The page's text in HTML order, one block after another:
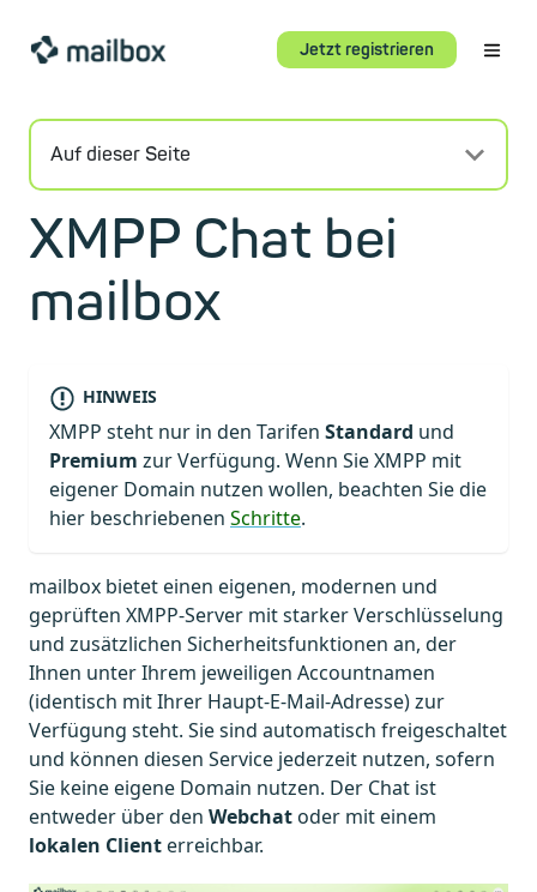
Jetzt registrieren
Auf dieser Seite
XMPP Chat bei
mailbox
HINWEIS
XMPP steht nur in den Tarifen Standard und
Premium zur Verfügung. Wenn Sie XMPP mit
eigener Domain nutzen wollen, beachten Sie die
hier beschriebenen Schritte.
mailbox bietet einen eigenen, modernen und
geprüften XMPP‑Server mit starker Verschlüsselung
und zusätzlichen Sicherheitsfunktionen an, der
Ihnen unter Ihrem jeweiligen Accountnamen
(identisch mit Ihrer Haupt-E-Mail-Adresse) zur
Verfügung steht. Sie sind automatisch freigeschaltet
und können diesen Service jederzeit nutzen, sofern
Sie keine eigene Domain nutzen. Der Chat ist
entweder über den Webchatoder mit einem
lokalen Clienterreichbar.